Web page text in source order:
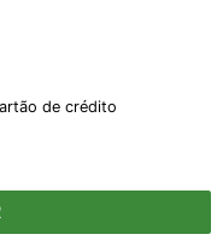
de crédito